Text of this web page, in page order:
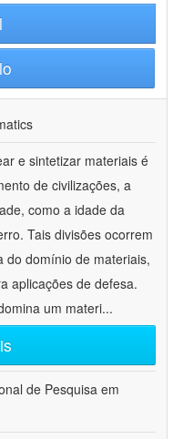
e sintetizar materiais é
de civilizações, a
como a idade da
Tais divisões ocorrem
do domínio de materiais,
aplicações de defesa.
um materi...
de Pesquisa em